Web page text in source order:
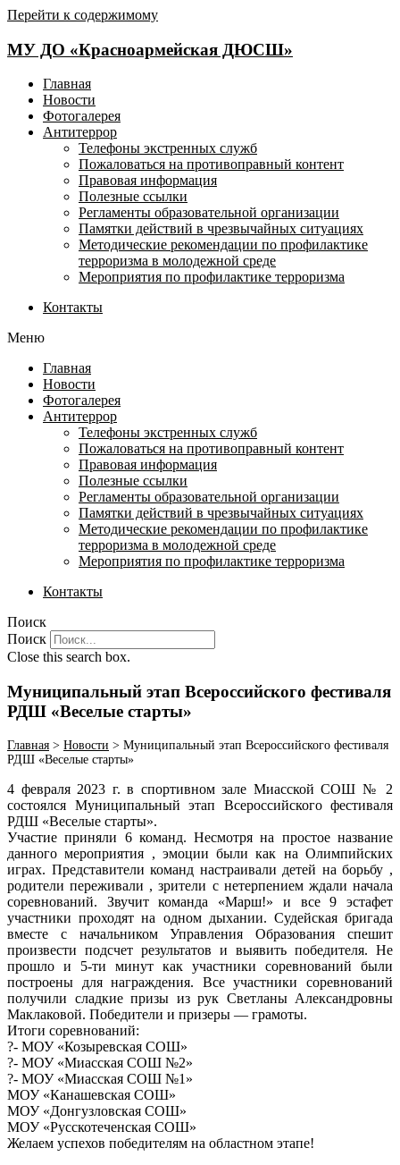
Перейти к содержимому
МУ ДО «Красноармейская ДЮСШ»
Главная
Новости
Фотогалерея
Антитеррор
Телефоны экстренных служб
Пожаловаться на противоправный контент
Правовая информация
Полезные ссылки
Регламенты образовательной организации
Памятки действий в чрезвычайных ситуациях
Методические рекомендации по профилактике
терроризма в молодежной среде
Мероприятия по профилактике терроризма
Контакты
Меню
Главная
Новости
Фотогалерея
Антитеррор
Телефоны экстренных служб
Пожаловаться на противоправный контент
Правовая информация
Полезные ссылки
Регламенты образовательной организации
Памятки действий в чрезвычайных ситуациях
Методические рекомендации по профилактике
терроризма в молодежной среде
Мероприятия по профилактике терроризма
Контакты
Поиск
Поиск
Close this search box.
Муниципальный этап Всероссийского фестиваля
РДШ «Веселые старты»
Главная > Новости > Муниципальный этап Всероссийского фестиваля
РДШ «Веселые старты»
4 февраля 2023 г. в спортивном зале Миасской СОШ № 2
состоялся Муниципальный этап Всероссийского фестиваля
РДШ «Веселые старты».
Участие приняли 6 команд. Несмотря на простое название
данного мероприятия , эмоции были как на Олимпийских
играх. Представители команд настраивали детей на борьбу ,
родители переживали , зрители с нетерпением ждали начала
соревнований. Звучит команда «Марш!» и все 9 эстафет
участники проходят на одном дыхании. Судейская бригада
вместе с начальником Управления Образования спешит
произвести подсчет результатов и выявить победителя. Не
прошло и 5-ти минут как участники соревнований были
построены для награждения. Все участники соревнований
получили сладкие призы из рук Светланы Александровны
Маклаковой. Победители и призеры — грамоты.
Итоги соревнований:
?- МОУ «Козыревская СОШ»
?- МОУ «Миасская СОШ №2»
?- МОУ «Миасская СОШ №1»
МОУ «Канашевская СОШ»
МОУ «Донгузловская СОШ»
МОУ «Русскотеченская СОШ»
Желаем успехов победителям на областном этапе!